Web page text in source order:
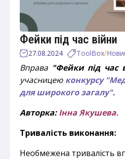
Фейки під час війни
27.08.2024 ToolBox/
Вправа "Фейки під час
учасницею конкурсу
для широкого загалу".
Авторка:Інна Якушева.
Тривалість виконання:
Необмежена тривалість